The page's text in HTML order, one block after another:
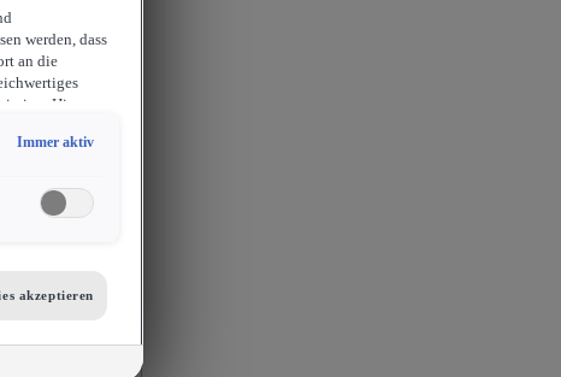
werden, dass
an die
Hieraus
auch für
am
auf unsere
Immer aktiv
akzeptieren